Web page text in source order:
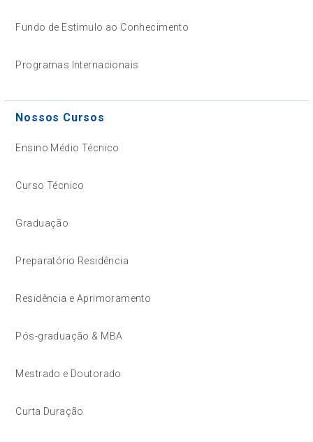
Fundo de Estímulo ao Conhecimento
Programas Internacionais
Nossos Cursos
Ensino Médio Técnico
Curso Técnico
Graduação
Preparatório Residência
Residência e Aprimoramento
Pós-graduação & MBA
Mestrado e Doutorado
Curta Duração